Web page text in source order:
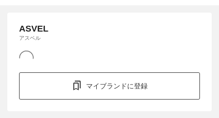
ASVEL
アスベル
マイブランドに登録